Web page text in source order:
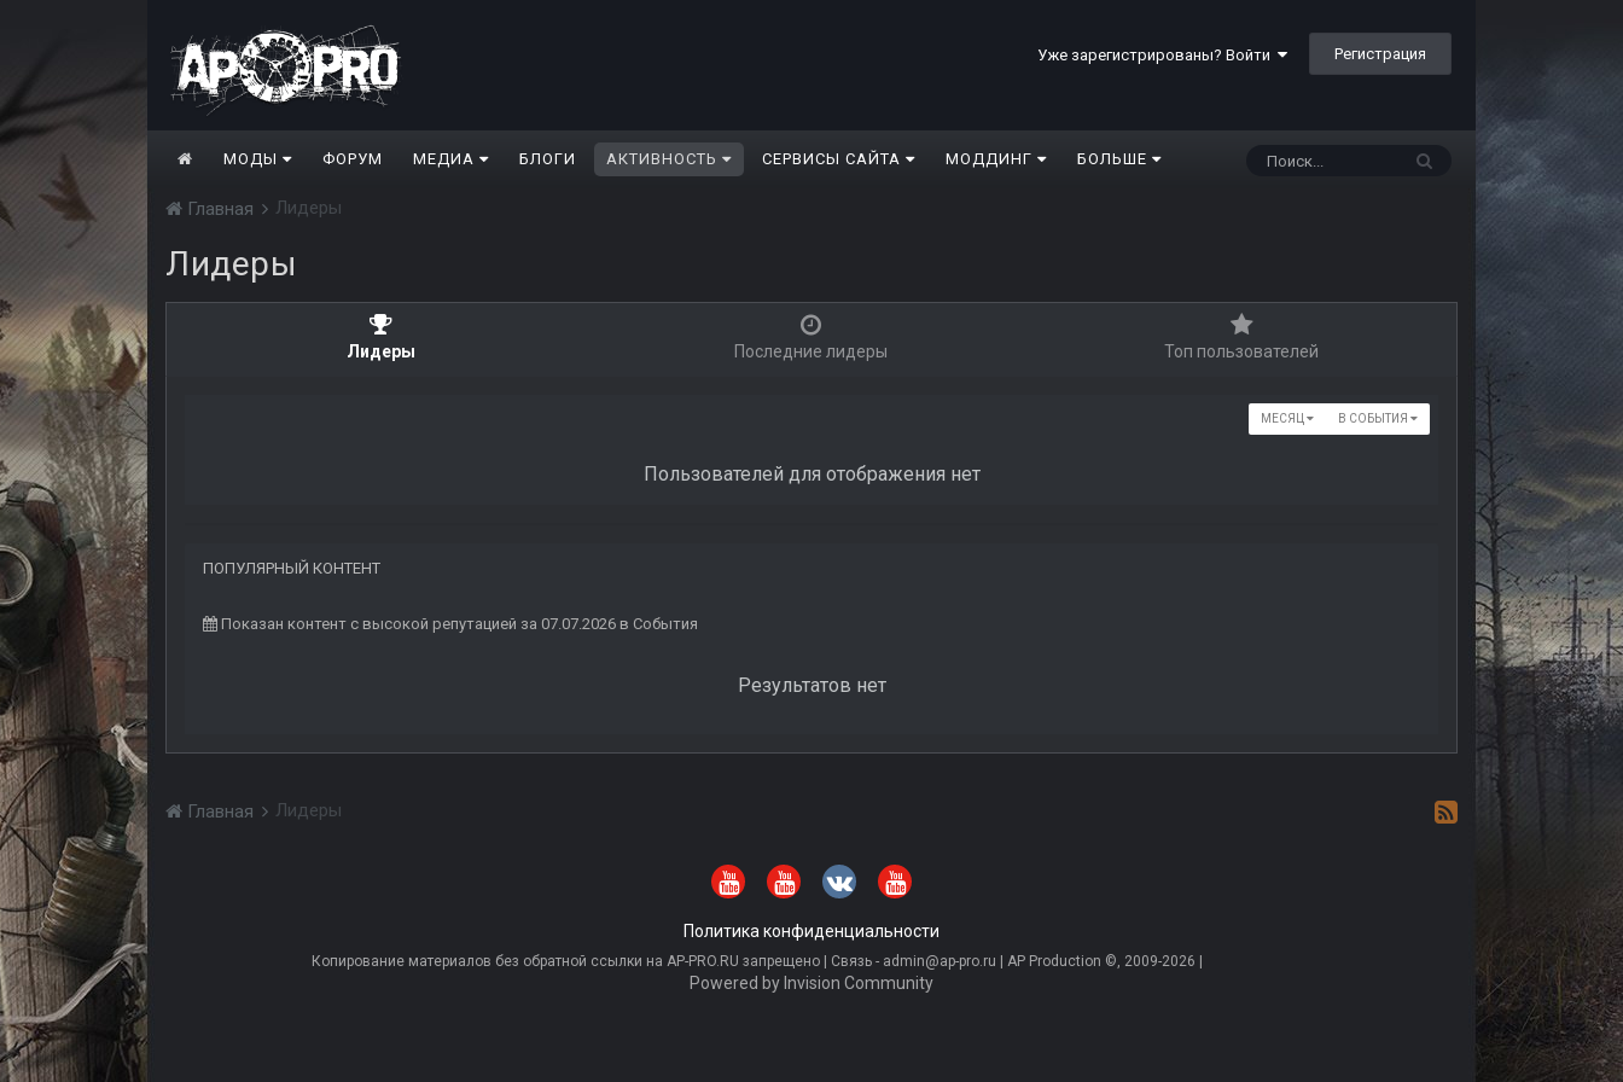
Уже зарегистрированы? Войти Регистрация
МОДЫ ФОРУМ МЕДИА БЛОГИ АКТИВНОСТЬ СЕРВИСЫ САЙТА МОДДИНГ БОЛЬШЕ
Главная Лидеры
Лидеры
Лидеры Последние лидеры Топ пользователей
В СОБЫТИЯ
МЕСЯЦ
Пользователей для отображения нет
ПОПУЛЯРНЫЙ КОНТЕНТ
Показан контент с высокой репутацией за 07.07.2026 в События
Результатов нет
Главная Лидеры
Политика конфиденциальности
Копирование материалов без обратной ссылки на AP-PRO.RU запрещено | Связь - admin@ap-pro.ru | AP Production ©, 2009-2026 |
Powered by Invision Community